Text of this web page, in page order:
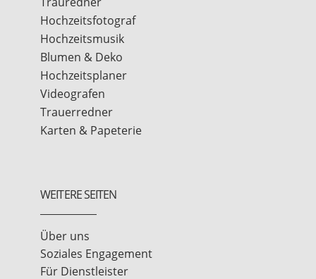
Hochzeitsfotograf
Hochzeitsmusik
Blumen & Deko
Hochzeitsplaner
Videografen
Trauerredner
Karten & Papeterie
WEITERE SEITEN
Über uns
Soziales Engagement
Für Dienstleister